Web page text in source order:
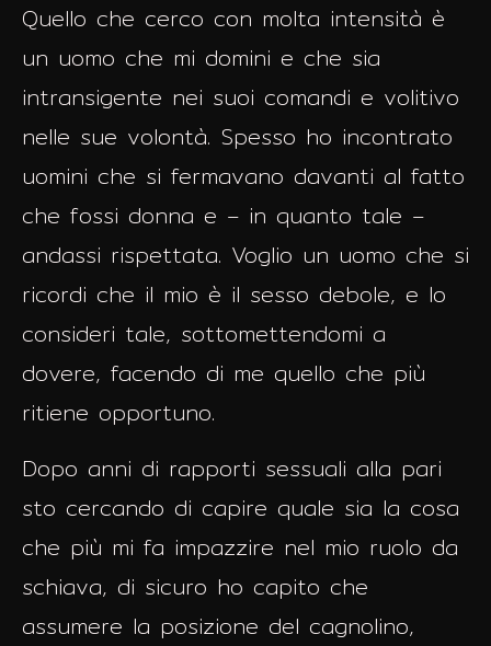
Quello che cerco con molta intensità è
un uomo che mi domini e che sia
intransigente nei suoi comandi e volitivo
nelle sue volontà. Spesso ho incontrato
uomini che si fermavano davanti al fatto
che fossi donna e – in quanto tale –
andassi rispettata. Voglio un uomo che si
ricordi che il mio è il sesso debole, e lo
consideri tale, sottomettendomi a
dovere, facendo di me quello che più
ritiene opportuno.
Dopo anni di rapporti sessuali alla pari
sto cercando di capire quale sia la cosa
che più mi fa impazzire nel mio ruolo da
schiava, di sicuro ho capito che
assumere la posizione del cagnolino,